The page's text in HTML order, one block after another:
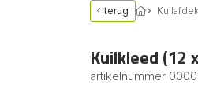
terug
Kuilkleed (12
artikelnummer